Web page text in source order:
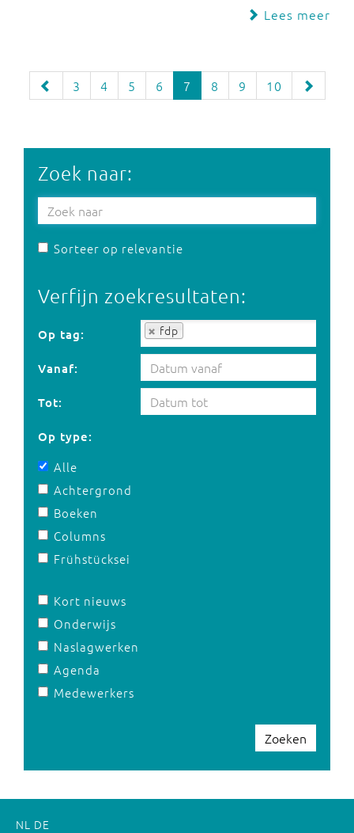
Lees meer
3 4 5 6 7 8 9 10
Zoek naar:
Sorteer op relevantie
Verfijn zoekresultaten:
Op tag: fdp
Op tag:
Vanaf:
Tot:
Op type:
Alle
Achtergrond
Boeken
Columns
Frühstücksei
Kort nieuws
Onderwijs
Naslagwerken
Agenda
Medewerkers
Zoeken
NL DE